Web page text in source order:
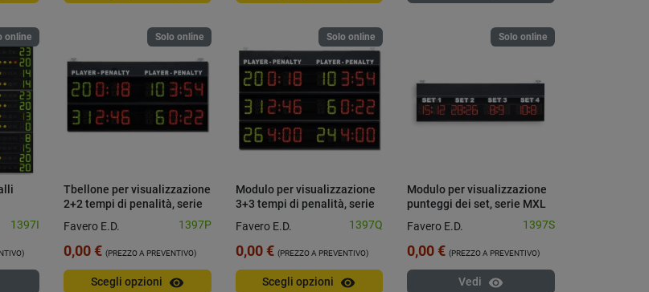
online
1397I
Solo online
Tbellone per visualizzazione
2+2 tempi di penalità, serie
Favero E.D. 1397P
0,00 € (PREZZO A PREVENTIVO)
Scegli opzioni visibility
Solo online
Modulo per visualizzazione
3+3 tempi di penalità, serie
Favero E.D. 1397Q
0,00 € (PREZZO A PREVENTIVO)
Scegli opzioni visibility
Solo online
Modulo per visualizzazione
punteggi dei set, serie MXL
Favero E.D. 1397S
0,00 € (PREZZO A PREVENTIVO)
Vedi visibility